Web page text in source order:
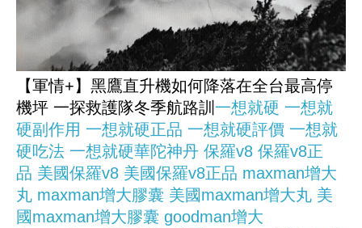
【軍情+】黑鷹直升機如何降落在全台最高停
機坪 一探救護隊冬季航路訓 一想就硬 一想就
硬副作用 一想就硬正品 一想就硬評價 一想就
硬吃法 一想就硬華陀神丹 保羅v8 保羅v8正
品 美國保羅v8 美國保羅v8正品 maxman增大
丸 maxman增大膠囊 美國maxman增大丸 美
國maxman增大膠囊 goodman增大